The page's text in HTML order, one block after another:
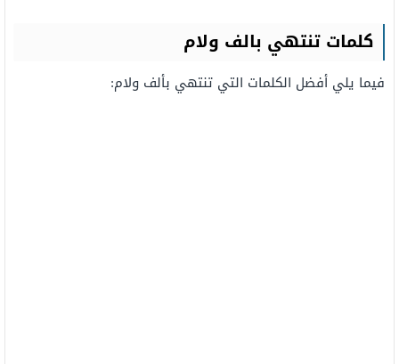
كلمات تنتهي بالف ولام
فيما يلي أفضل الكلمات التي تنتهي بألف ولام: